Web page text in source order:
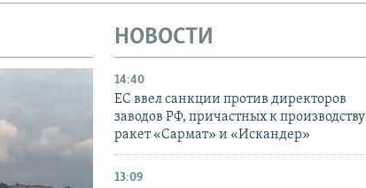
НОВОСТИ
14:40
ЕС ввел санкции против директоров
заводов РФ, причастных к производству
ракет «Сармат» и «Искандер»
13:09